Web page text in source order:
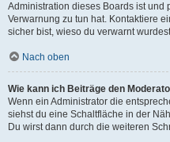
Administration dieses Boards ist und
Verwarnung zu tun hat. Kontaktiere
sicher bist, wieso du verwarnt
Nach oben
Wie kann ich Beiträge den
Wenn ein Administrator die
siehst du eine Schaltfläche in der
Du wirst dann durch die weiteren